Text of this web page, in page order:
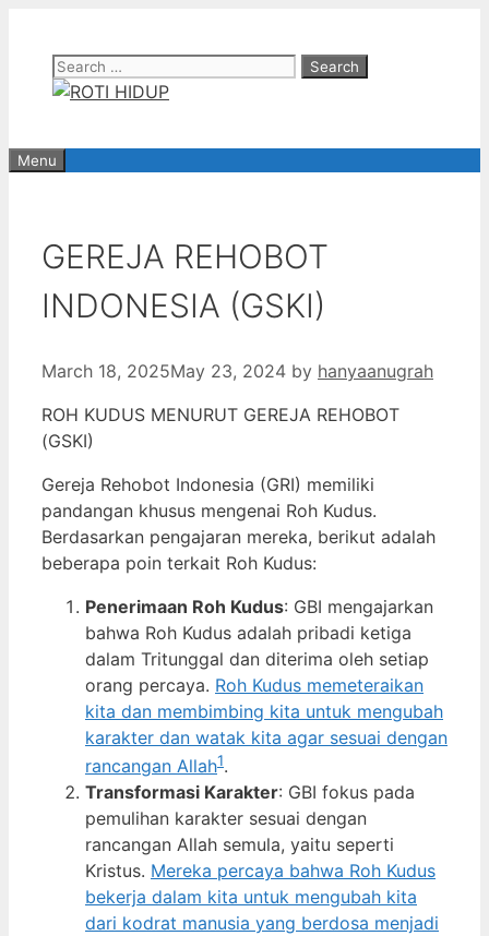
contentSearch
for:
Menu
GEREJA REHOBOT
INDONESIA (GSKI)
March 18, 2025May 23, 2024 by hanyaanugrah
ROH KUDUS MENURUT GEREJA REHOBOT
(GSKI)
Gereja Rehobot Indonesia (GRI) memiliki
pandangan khusus mengenai Roh Kudus.
Berdasarkan pengajaran mereka, berikut adalah
beberapa poin terkait Roh Kudus:
Penerimaan Roh Kudus: GBI mengajarkan
bahwa Roh Kudus adalah pribadi ketiga
dalam Tritunggal dan diterima oleh setiap
orang percaya. Roh Kudus memeteraikan
kita dan membimbing kita untuk mengubah
karakter dan watak kita agar sesuai dengan
rancangan Allah1.
Transformasi Karakter: GBI fokus pada
pemulihan karakter sesuai dengan
rancangan Allah semula, yaitu seperti
Kristus. Mereka percaya bahwa Roh Kudus
bekerja dalam kita untuk mengubah kita
dari kodrat manusia yang berdosa menjadi